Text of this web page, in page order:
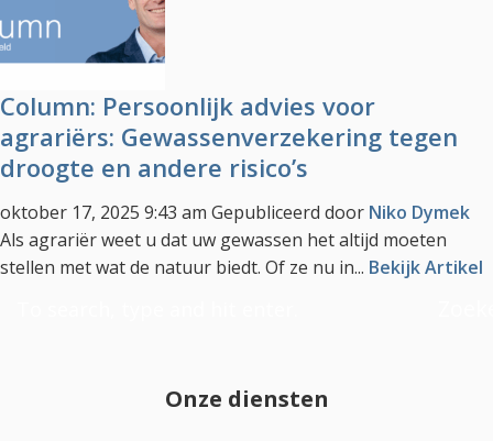
Column: Persoonlijk advies voor
agrariërs: Gewassenverzekering tegen
droogte en andere risico’s
oktober 17, 2025 9:43 am Gepubliceerd door Niko Dymek
Als agrariër weet u dat uw gewassen het altijd moeten
stellen met wat de natuur biedt. Of ze nu in... Bekijk Artikel
Onze diensten